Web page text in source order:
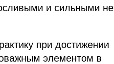
и сильными не
при достижении
элементом в